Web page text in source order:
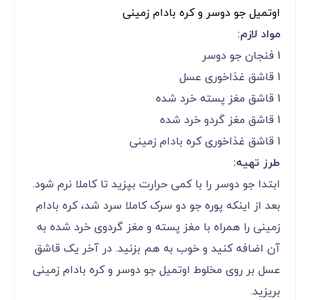
اوتمیل جو دوسر و کره بادام زمینی
مواد لازم:
1 فنجان جو دوسر
1 قاشق غذاخوری عسل
1 قاشق مغز پسته خرد شده
1 قاشق مغز گردو خرد شده
1 قاشق غذاخوری کره بادام زمینی
طرز تهیه:
ابتدا جو دوسر را با کمی حرارت بپزید تا کاملا نرم شود.
بعد از اینکه پوره جو دو سرک کاملا سرد شد، کره بادام
زمینی را همراه با مغز پسته و مغز گردوی خرد شده به
آن اضافه کنید و خوب به هم بزنید. در آخر یک قاشق
عسل بر روی مخلوط اوتمیل جو دوسر و کره بادام زمینی
بریزید.